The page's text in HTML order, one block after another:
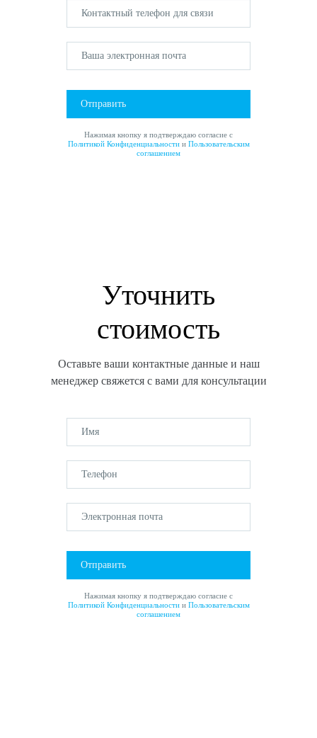
Отправить
Нажимая кнопку я подтверждаю согласие с
Политикой Конфиденциальностии Пользовательским
соглашением
Уточнить
стоимость
Оставьте ваши контактные данные и наш
менеджер свяжется с вами для консультации
Отправить
Нажимая кнопку я подтверждаю согласие с
Политикой Конфиденциальностии Пользовательским
соглашением